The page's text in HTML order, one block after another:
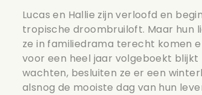
Lucas en Hallie zijn verloofd en
tropische droombruiloft. Maar hun
ze in familiedrama terecht komen
voor een heel jaar volgeboekt blijkt
wachten, besluiten ze er een
alsnog de mooiste dag van hun